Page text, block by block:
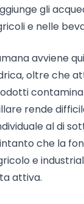
gli
e nelle
avviene
oltre che
rende
al di
che la
e
attiva.